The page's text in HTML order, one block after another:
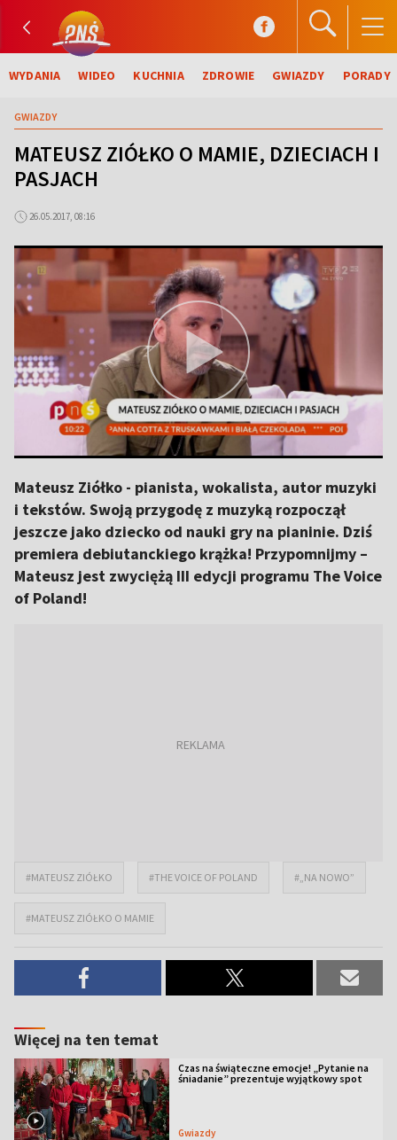
WYDANIA WIDEO KUCHNIA ZDROWIE GWIAZDY PORADY
GWIAZDY
MATEUSZ ZIÓŁKO O MAMIE, DZIECIACH I
PASJACH
26.05.2017, 08:16
Mateusz Ziółko - pianista, wokalista, autor muzyki
i tekstów. Swoją przygodę z muzyką rozpoczął
jeszcze jako dziecko od nauki gry na pianinie. Dziś
premiera debiutanckiego krążka! Przypomnijmy –
Mateusz jest zwyciężą III edycji programu The Voice
of Poland!
#MATEUSZ ZIÓŁKO #THE VOICE OF POLAND #„NA NOWO”
#MATEUSZ ZIÓŁKO O MAMIE
Więcej na ten temat
Czas na świąteczne emocje! „Pytanie na
śniadanie” prezentuje wyjątkowy spot
Gwiazdy